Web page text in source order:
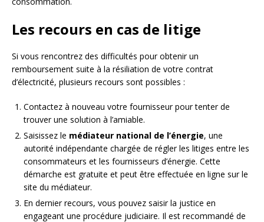
Les recours en cas de litige
Si vous rencontrez des difficultés pour obtenir un
remboursement suite à la résiliation de votre contrat
d’électricité, plusieurs recours sont possibles :
Contactez à nouveau votre fournisseur pour tenter de
trouver une solution à l’amiable.
Saisissez le médiateur national de l’énergie, une
autorité indépendante chargée de régler les litiges entre les
consommateurs et les fournisseurs d’énergie. Cette
démarche est gratuite et peut être effectuée en ligne sur le
site du médiateur.
En dernier recours, vous pouvez saisir la justice en
engageant une procédure judiciaire. Il est recommandé de